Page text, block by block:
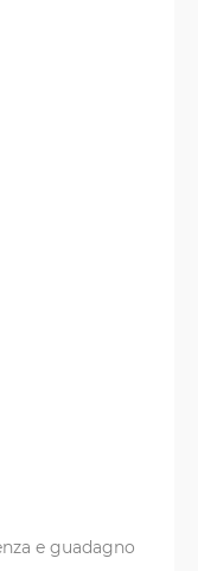
e guadagno